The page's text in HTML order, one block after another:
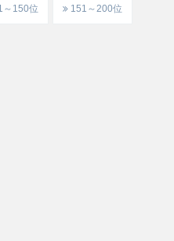
～150位 151～200位